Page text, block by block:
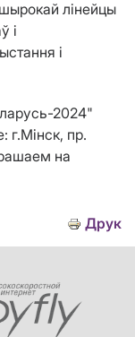
лінейцы
і
і
2024"
г.Мінск, пр.
на
Друк